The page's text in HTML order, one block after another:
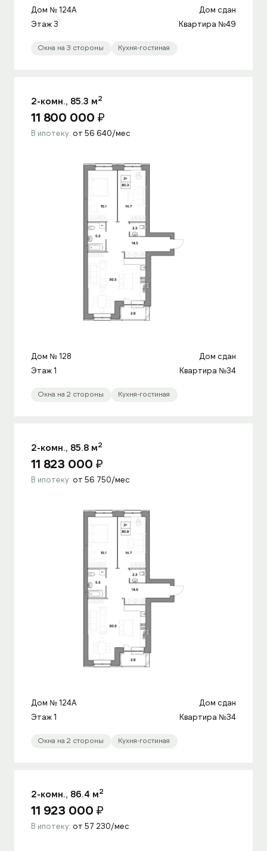
Дом № 124A
Дом сдан
Этаж 3
Квартира №49
Окна на 3 стороны Кухня-гостиная
2-комн., 85.3 м2
11 800 000 ₽
В ипотеку: от 56 640/мес
Дом № 128
Дом сдан
Этаж 1
Квартира №34
Окна на 2 стороны Кухня-гостиная
2-комн., 85.8 м2
11 823 000 ₽
В ипотеку: от 56 750/мес
Дом № 124A
Дом сдан
Этаж 1
Квартира №34
Окна на 2 стороны Кухня-гостиная
2-комн., 86.4 м2
11 923 000 ₽
В ипотеку: от 57 230/мес